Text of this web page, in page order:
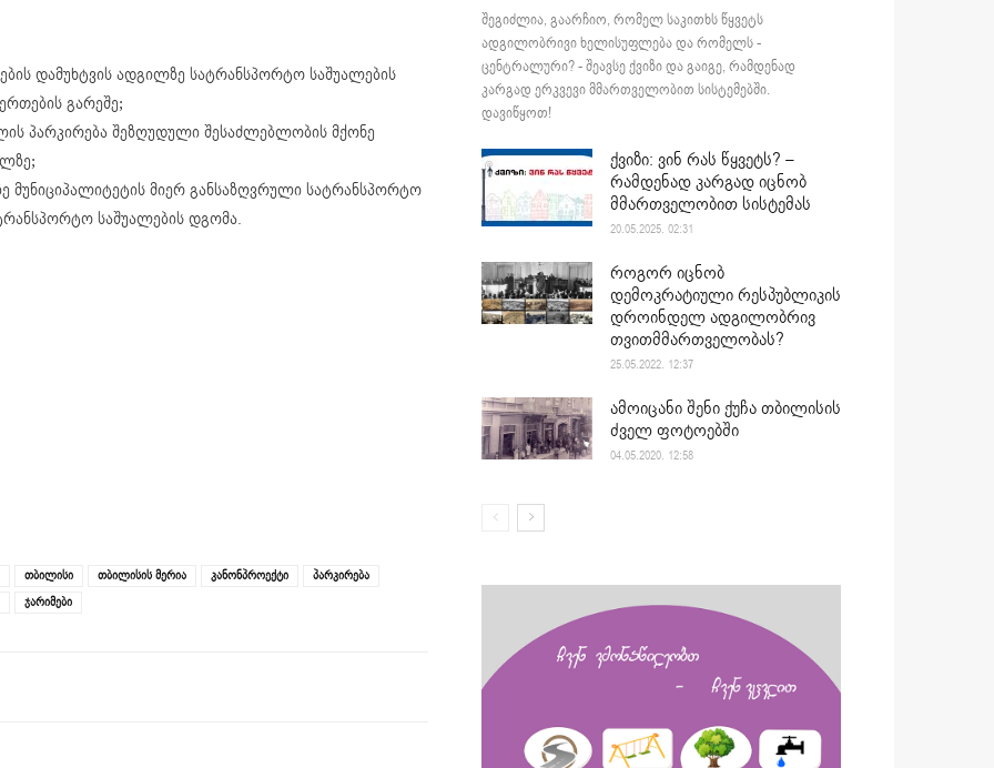
დამუხტვის ადგილზე სატრანსპორტო საშუალების
გარეშე;
პარკირება შეზღუდული შესაძლებლობის მქონე
მუნიციპალიტეტის მიერ განსაზღვრული სატრანსპორტო
საშუალების დგომა.
თბილისი თბილისის მერია კანონპროექტი
პარკირება
ჯარიმები
შეგიძლია, გაარჩიო, რომელ საკითხს წყვეტს
ადგილობრივი ხელისუფლება და რომელს -
ცენტრალური? - შეავსე ქვიზი და გაიგე, რამდენად
კარგად ერკვევი მმართველობით სისტემებში.
დავიწყოთ!
ქვიზი: ვინ რას წყვეტს? –
რამდენად კარგად იცნობ
მმართველობით სისტემას
20.05.2025. 02:31
როგორ იცნობ
დემოკრატიული რესპუბლიკის
დროინდელ ადგილობრივ
თვითმმართველობას?
25.05.2022. 12:37
ამოიცანი შენი ქუჩა თბილისის
ძველ ფოტოებში
04.05.2020. 12:58